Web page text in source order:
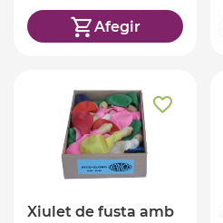
Afegir
Xiulet de fusta amb